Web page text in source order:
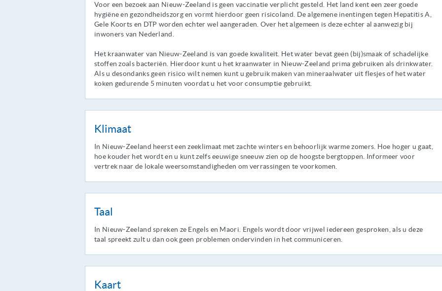
Voor een bezoek aan Nieuw-Zeeland is geen vaccinatie verplicht gesteld. Het land kent een zeer goede
hygiëne en gezondheidszorg en vormt hierdoor geen risicoland. De algemene inentingen tegen Hepatitis A,
Gele Koorts en DTP worden echter wel aangeraden. Over het algemeen is deze echter al aanwezig bij
inwoners van Nederland.
Het kraanwater van Nieuw-Zeeland is van goede kwaliteit. Het water bevat geen (bij)smaak of schadelijke
stoffen zoals bacteriën. Hierdoor kunt u het kraanwater in Nieuw-Zeeland prima gebruiken als drinkwater.
Als u desondanks geen risico wilt nemen kunt u gebruik maken van mineraalwater uit flesjes of het water
koken gedurende 5 minuten voordat u het voor consumptie gebruikt.
Klimaat
In Nieuw-Zeeland heerst een zeeklimaat met zachte winters en behoorlijk warme zomers. Hoe hoger u gaat,
hoe kouder het wordt en u kunt zelfs eeuwige sneeuw zien op de hoogste bergtoppen. Informeer voor
vertrek naar de lokale weersomstandigheden om verrassingen te voorkomen.
Taal
In Nieuw-Zeeland spreken ze Engels en Maori. Engels wordt door vrijwel iedereen gesproken, als u deze
taal spreekt zult u dan ook geen problemen ondervinden in het communiceren.
Kaart